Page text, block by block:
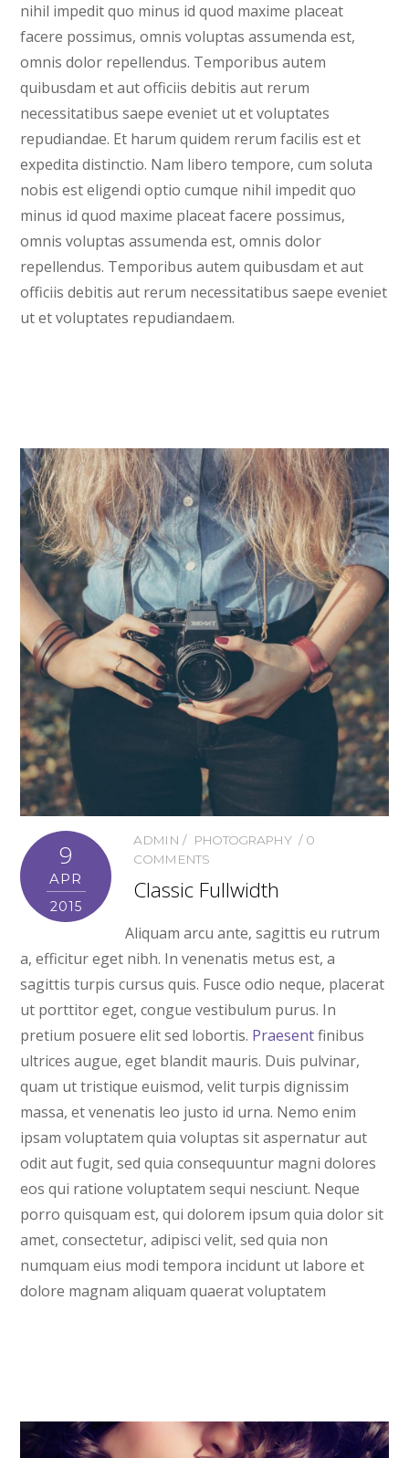
nihil impedit quo minus id quod maxime placeat
facere possimus, omnis voluptas assumenda est,
omnis dolor repellendus. Temporibus autem
quibusdam et aut officiis debitis aut rerum
necessitatibus saepe eveniet ut et voluptates
repudiandae. Et harum quidem rerum facilis est et
expedita distinctio. Nam libero tempore, cum soluta
nobis est eligendi optio cumque nihil impedit quo
minus id quod maxime placeat facere possimus,
omnis voluptas assumenda est, omnis dolor
repellendus. Temporibus autem quibusdam et aut
officiis debitis aut rerum necessitatibus saepe eveniet
ut et voluptates repudiandaem.
9
APR
2015
ADMIN PHOTOGRAPHY
0
COMMENTS
Classic Fullwidth
Aliquam arcu ante, sagittis eu rutrum
a, efficitur eget nibh. In venenatis metus est, a
sagittis turpis cursus quis. Fusce odio neque, placerat
ut porttitor eget, congue vestibulum purus. In
pretium posuere elit sed lobortis. Praesentfinibus
ultrices augue, eget blandit mauris. Duis pulvinar,
quam ut tristique euismod, velit turpis dignissim
massa, et venenatis leo justo id urna. Nemo enim
ipsam voluptatem quia voluptas sit aspernatur aut
odit aut fugit, sed quia consequuntur magni dolores
eos qui ratione voluptatem sequi nesciunt. Neque
porro quisquam est, qui dolorem ipsum quia dolor sit
amet, consectetur, adipisci velit, sed quia non
numquam eius modi tempora incidunt ut labore et
dolore magnam aliquam quaerat voluptatem